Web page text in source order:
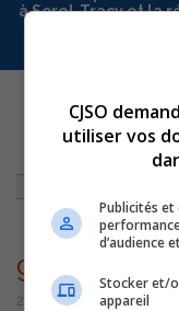
à Sorel-Tracy et la
ACCUEIL»ENTREVUES
GR_PARE1044
gr_PARE1044
20 février 2020 | Par
CJSO
utiliser vos
Publicités
d’audience
Stocker et/
appareil